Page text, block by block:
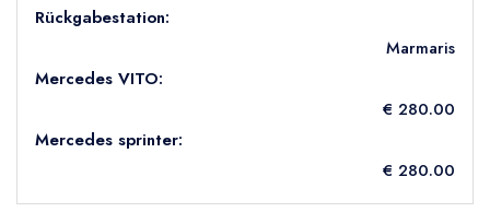
Rückgabestation:
Marmaris
Mercedes VITO:
€ 280.00
Mercedes sprinter:
€ 280.00